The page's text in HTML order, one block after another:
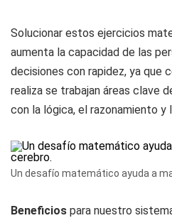
Solucionar estos ejercicios
aumenta la capacidad de las
decisiones con rapidez, ya que
realiza se trabajan áreas clave
con la lógica, el razonamiento y
Un desafío matemático ayuda a
Beneficios para nuestro